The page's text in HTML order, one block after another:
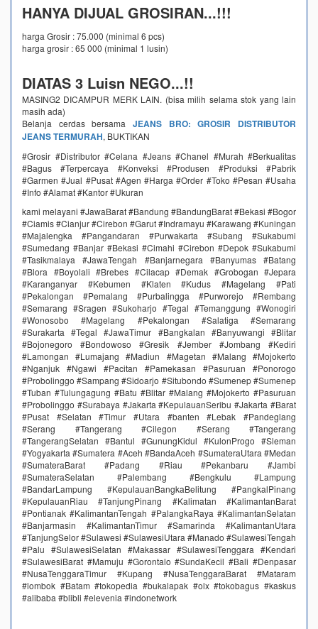
HANYA DIJUAL GROSIRAN...!!!
harga Grosir : 75.000 (minimal 6 pcs)
harga grosir : 65 000 (minimal 1 lusin)
DIATAS 3 Luisn NEGO...!!
MASING2 DICAMPUR MERK LAIN. (bisa milih selama stok yang lain
masih ada)
Belanja cerdas bersama JEANS BRO: GROSIR DISTRIBUTOR
JEANS TERMURAH, BUKTIKAN
#Grosir #Distributor #Celana #Jeans #Chanel #Murah #Berkualitas
#Bagus #Terpercaya #Konveksi #Produsen #Produksi #Pabrik
#Garmen #Jual #Pusat #Agen #Harga #Order #Toko #Pesan #Usaha
#Info #Alamat #Kantor #Ukuran
kami melayani #JawaBarat #Bandung #BandungBarat #Bekasi #Bogor
#Ciamis #Cianjur #Cirebon #Garut #Indramayu #Karawang #Kuningan
#Majalengka #Pangandaran #Purwakarta #Subang #Sukabumi
#Sumedang #Banjar #Bekasi #Cimahi #Cirebon #Depok #Sukabumi
#Tasikmalaya #JawaTengah #Banjarnegara #Banyumas #Batang
#Blora #Boyolali #Brebes #Cilacap #Demak #Grobogan #Jepara
#Karanganyar #Kebumen #Klaten #Kudus #Magelang #Pati
#Pekalongan #Pemalang #Purbalingga #Purworejo #Rembang
#Semarang #Sragen #Sukoharjo #Tegal #Temanggung #Wonogiri
#Wonosobo #Magelang #Pekalongan #Salatiga #Semarang
#Surakarta #Tegal #JawaTimur #Bangkalan #Banyuwangi #Blitar
#Bojonegoro #Bondowoso #Gresik #Jember #Jombang #Kediri
#Lamongan #Lumajang #Madiun #Magetan #Malang #Mojokerto
#Nganjuk #Ngawi #Pacitan #Pamekasan #Pasuruan #Ponorogo
#Probolinggo #Sampang #Sidoarjo #Situbondo #Sumenep #Sumenep
#Tuban #Tulungagung #Batu #Blitar #Malang #Mojokerto #Pasuruan
#Probolinggo #Surabaya #Jakarta #KepulauanSeribu #Jakarta #Barat
#Pusat #Selatan #Timur #Utara #banten #Lebak #Pandeglang
#Serang #Tangerang #Cilegon #Serang #Tangerang
#TangerangSelatan #Bantul #GunungKidul #KulonProgo #Sleman
#Yogyakarta #Sumatera #Aceh #BandaAceh #SumateraUtara #Medan
#SumateraBarat #Padang #Riau #Pekanbaru #Jambi
#SumateraSelatan #Palembang #Bengkulu #Lampung
#BandarLampung #KepulauanBangkaBelitung #PangkalPinang
#KepulauanRiau #TanjungPinang #Kalimatan #KalimantanBarat
#Pontianak #KalimantanTengah #PalangkaRaya #KalimantanSelatan
#Banjarmasin #KalimantanTimur #Samarinda #KalimantanUtara
#TanjungSelor #Sulawesi #SulawesiUtara #Manado #SulawesiTengah
#Palu #SulawesiSelatan #Makassar #SulawesiTenggara #Kendari
#SulawesiBarat #Mamuju #Gorontalo #SundaKecil #Bali #Denpasar
#NusaTenggaraTimur #Kupang #NusaTenggaraBarat #Mataram
#lombok #Batam #tokopedia #bukalapak #olx #tokobagus #kaskus
#alibaba #blibli #elevenia #indonetwork